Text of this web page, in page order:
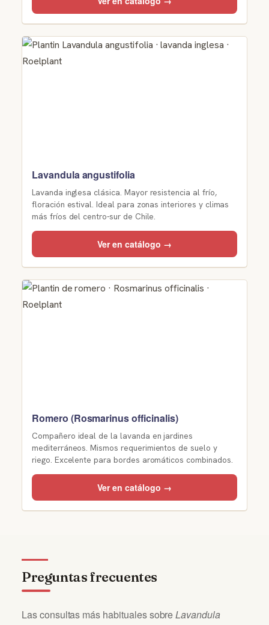
Lavandula angustifolia
Lavanda inglesa clásica. Mayor resistencia al frío,
floración estival. Ideal para zonas interiores y climas
más fríos del centro-sur de Chile.
Ver en catálogo →
Romero (Rosmarinus officinalis)
Compañero ideal de la lavanda en jardines
mediterráneos. Mismos requerimientos de suelo y
riego. Excelente para bordes aromáticos combinados.
Ver en catálogo →
Preguntas frecuentes
Las consultas más habituales sobreLavandula